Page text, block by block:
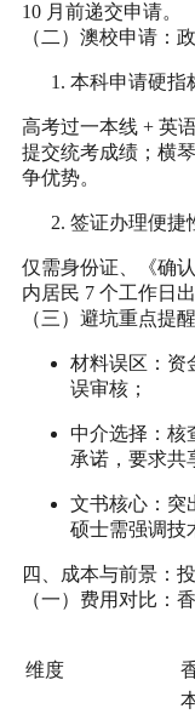
10 月前递交申请。
（二）澳校申请：
本科申请硬指
高考过一本线 + 英
提交统考成绩；横
争优势。
签证办理便捷
仅需身份证、《确
内居民 7 个工作日
（三）避坑重点提醒
材料误区：资
误审核；
中介选择：核
承诺，要求共
文书核心：突
硕士需强调技
四、成本与前景：
（一）费用对比：
维度